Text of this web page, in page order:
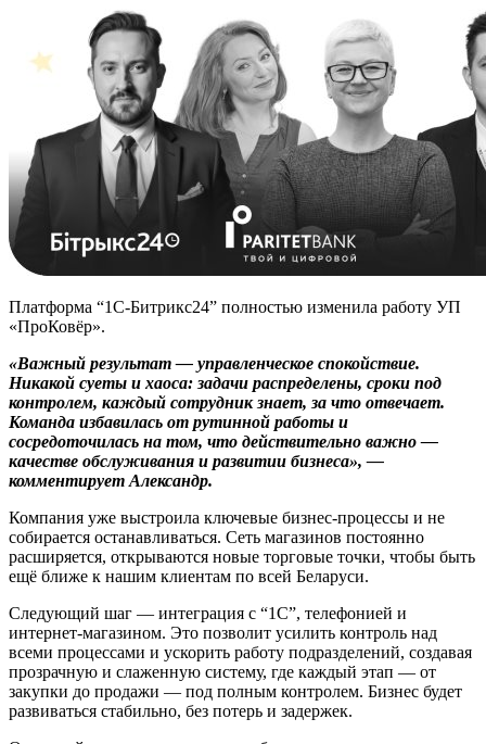
Платформа “1С-Битрикс24” полностью изменила работу УП
«ПроКовёр».
«Важный результат — управленческое спокойствие.
Никакой суеты и хаоса: задачи распределены, сроки под
контролем, каждый сотрудник знает, за что отвечает.
Команда избавилась от рутинной работы и
сосредоточилась на том, что действительно важно —
качестве обслуживания и развитии бизнеса», —
комментирует Александр.
Компания уже выстроила ключевые бизнес-процессы и не
собирается останавливаться. Сеть магазинов постоянно
расширяется, открываются новые торговые точки, чтобы быть
ещё ближе к нашим клиентам по всей Беларуси.
Следующий шаг — интеграция с “1С”, телефонией и
интернет-магазином. Это позволит усилить контроль над
всеми процессами и ускорить работу подразделений, создавая
прозрачную и слаженную систему, где каждый этап — от
закупки до продажи — под полным контролем. Бизнес будет
развиваться стабильно, без потерь и задержек.